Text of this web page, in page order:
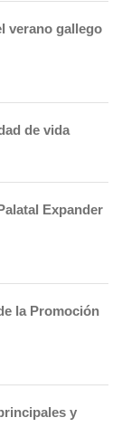
verano gallego
de vida
Expander
la Promoción
y